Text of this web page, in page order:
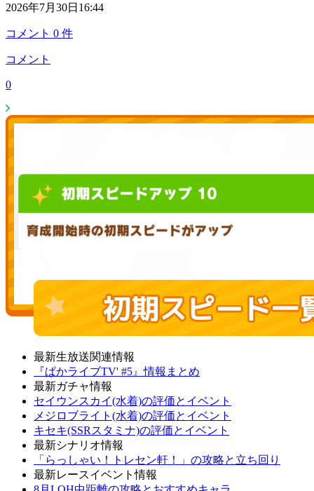
2026年7月30日16:44
コメント 0 件
コメント
0
最新生放送関連情報
『ぱかライブTV' #5』情報まとめ
最新ガチャ情報
セイウンスカイ(水着)の評価とイベント
メジロブライト(水着)の評価とイベント
キセキ(SSRスタミナ)の評価とイベント
最新シナリオ情報
「らっしゃい！トレセン軒！」の攻略と立ち回り
最新レースイベント情報